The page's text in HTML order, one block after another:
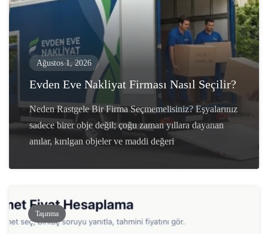
Ağustos 1, 2026
Evden Eve Nakliyat Firması Nasıl Seçilir?
Neden Rastgele Bir Firma Seçmemelisiniz? Eşyalarınız
sadece birer obje değil; çoğu zaman yıllara dayanan
anılar, kırılgan objeler ve maddi değeri
Taşınma